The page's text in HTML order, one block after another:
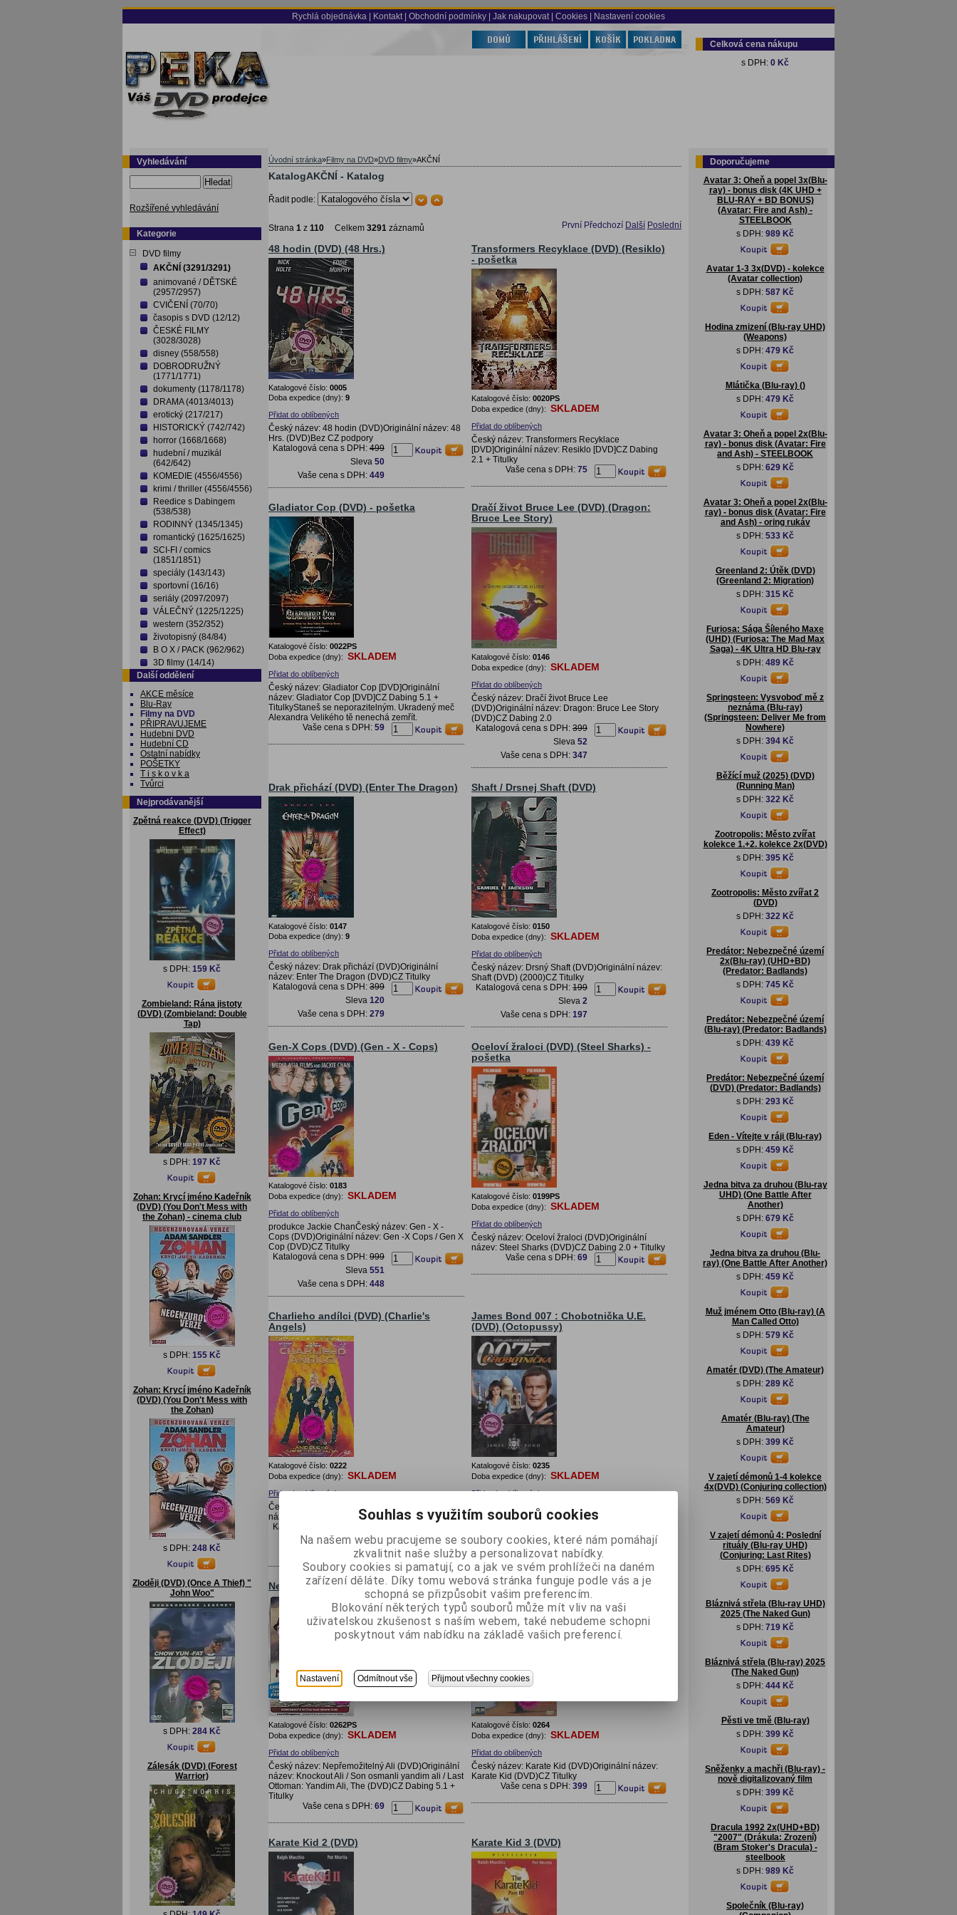
Rychlá objednávka Kontakt Obchodní podmínky Jak nakupovat | Cookies | Nastavení cookies
Celková cena nákupu
s DPH: 0 Kč
Vyhledávání
Hledat
Rozšířené vyhledávání
Kategorie
DVD filmy
AKČNÍ (3291/3291)
animované / DĚTSKÉ
(2957/2957)
CVIČENÍ (70/70)
časopis s DVD (12/12)
ČESKÉ FILMY
(3028/3028)
disney (558/558)
DOBRODRUŽNÝ
(1771/1771)
dokumenty (1178/1178)
DRAMA (4013/4013)
erotický (217/217)
HISTORICKÝ (742/742)
horror (1668/1668)
hudební / muzikál
(642/642)
KOMEDIE (4556/4556)
krimi / thriller (4556/4556)
Reedice s Dabingem
(538/538)
RODINNÝ (1345/1345)
romantický (1625/1625)
SCI-FI / comics
(1851/1851)
speciály (143/143)
sportovní (16/16)
seriály (2097/2097)
VÁLEČNÝ (1225/1225)
western (352/352)
životopisný (84/84)
B O X / PACK (962/962)
3D filmy (14/14)
Další oddělení
AKCE měsíce
Blu-Ray
Filmy na DVD
PŘIPRAVUJEME
Hudebni DVD
Hudební CD
Ostatní nabídky
POŠETKY
T i s k o v k a
Tvůrci
Nejprodávanější
Zpětná reakce (DVD) (Trigger
Effect)
s DPH: 159 Kč
Zombieland: Rána jistoty
(DVD) (Zombieland: Double
Tap)
s DPH: 197 Kč
Zohan: Krycí jméno Kadeřník
(DVD) (You Don't Mess with
the Zohan) - cinema club
s DPH: 155 Kč
Zohan: Krycí jméno Kadeřník
(DVD) (You Don't Mess with
the Zohan)
s DPH: 248 Kč
Zloději (DVD) (Once A Thief) "
John Woo"
s DPH: 284 Kč
Zálesák (DVD) (Forest
Warrior)
Úvodní stránka»Filmy na DVD»DVD filmy»AKČNÍ
KatalogAKČNÍ - Katalog
Řadit podle:
Strana 1 z 110 Celkem 3291 záznamů První Předchozí Další Poslední
48 hodin (DVD) (48 Hrs.)
Katalogové číslo: 0005
Doba expedice (dny): 9
Přidat do oblíbených
Český název: 48 hodin (DVD)Originální název: 48
Hrs. (DVD)Bez CZ podpory
Katalogová cena s DPH: 499
Sleva 50
Vaše cena s DPH: 449
Transformers Recyklace (DVD) (Resiklo)
- pošetka
Katalogové číslo: 0020PS
Doba expedice (dny): SKLADEM
Přidat do oblíbených
Český název: Transformers Recyklace
[DVD]Originální název: Resiklo [DVD]CZ Dabing
2.1 + Titulky
Vaše cena s DPH: 75
Gladiator Cop (DVD) - pošetka
Katalogové číslo: 0022PS
Doba expedice (dny): SKLADEM
Přidat do oblíbených
Český název: Gladiator Cop [DVD]Originální
název: Gladiator Cop [DVD]CZ Dabing 5.1 +
TitulkyStaneš se neporazitelným. Ukradený meč
Alexandra Velikého tě nenechá zemřít.
Vaše cena s DPH: 59
Dračí život Bruce Lee (DVD) (Dragon:
Bruce Lee Story)
Katalogové číslo: 0146
Doba expedice (dny): SKLADEM
Přidat do oblíbených
Český název: Dračí život Bruce Lee
(DVD)Originální název: Dragon: Bruce Lee Story
(DVD)CZ Dabing 2.0
Katalogová cena s DPH: 399
Sleva 52
Vaše cena s DPH: 347
Drak přichází (DVD) (Enter The Dragon)
Katalogové číslo: 0147
Doba expedice (dny): 9
Přidat do oblíbených
Český název: Drak přichází (DVD)Originální
název: Enter The Dragon (DVD)CZ Titulky
Katalogová cena s DPH: 399
Sleva 120
Vaše cena s DPH: 279
Shaft / Drsnej Shaft (DVD)
Katalogové číslo: 0150
Doba expedice (dny): SKLADEM
Přidat do oblíbených
Český název: Drsný Shaft (DVD)Originální název:
Shaft (DVD) (2000)CZ Titulky
Katalogová cena s DPH: 199
Sleva 2
Vaše cena s DPH: 197
Gen-X Cops (DVD) (Gen - X - Cops)
Katalogové číslo: 0183
Doba expedice (dny): SKLADEM
Přidat do oblíbených
produkce Jackie ChanČeský název: Gen - X -
Cops (DVD)Originální název: Gen -X Cops / Gen X
Cop (DVD)CZ Titulky
Katalogová cena s DPH: 999
Sleva 551
Vaše cena s DPH: 448
Oceloví žraloci (DVD) (Steel Sharks) -
pošetka
Katalogové číslo: 0199PS
Doba expedice (dny): SKLADEM
Přidat do oblíbených
Český název: Oceloví žraloci (DVD)Originální
název: Steel Sharks (DVD)CZ Dabing 2.0 + Titulky
Vaše cena s DPH: 69
Charlieho andílci (DVD) (Charlie's
Angels)
Katalogové číslo: 0222
Doba expedice (dny): SKLADEM
Přidat do oblíbených
Český název: Charlieho andílci 1 (DVD)Originální
název: Charlie's Angels (DVD)CZ Titulky
Katalogová cena s DPH:
Sleva 140
Vaše cena s DPH:259
James Bond 007 : Chobotnička U.E.
(DVD) (Octopussy)
Katalogové číslo: 0235
Doba expedice (dny): SKLADEM
Přidat do oblíbených
Český název: Chobotnička U.E.1DVDOriginální
název: Octopussy U.E.CZ Dabing 5.1 + Titulky
Nepřemožitelný Ali (DVD)
Katalogové číslo: 0262PS
Doba expedice (dny): SKLADEM
Přidat do oblíbených
Český název: Nepřemožitelný Ali (DVD)Originální
název: Knockout Ali / Son osmanli yandim ali / Last
Ottoman: Yandim Ali, The (DVD)CZ Dabing 5.1 +
Titulky
Vaše cena s DPH: 69
Karate Kid 1 (DVD)
Katalogové číslo: 0264
Doba expedice (dny): SKLADEM
Přidat do oblíbených
Český název: Karate Kid (DVD)Originální název:
Karate Kid (DVD)CZ Titulky
Vaše cena s DPH: 399
Karate Kid 2 (DVD) Karate Kid 3 (DVD)
Doporučujeme
Avatar 3: Oheň a popel 3x(Blu-
ray) - bonus disk (4K UHD +
BLU-RAY + BD BONUS)
(Avatar: Fire and Ash) -
STEELBOOK
s DPH: 989 Kč
Avatar 1-3 3x(DVD) - kolekce
(Avatar collection)
s DPH: 587 Kč
Hodina zmizení (Blu-ray UHD)
(Weapons)
s DPH: 479 Kč
Mlátička (Blu-ray) ()
s DPH: 479 Kč
Avatar 3: Oheň a popel 2x(Blu-
ray) - bonus disk (Avatar: Fire
and Ash) - STEELBOOK
s DPH: 629 Kč
Avatar 3: Oheň a popel 2x(Blu-
ray) - bonus disk (Avatar: Fire
and Ash) - oring rukáv
s DPH: 533 Kč
Greenland 2: Útěk (DVD)
(Greenland 2: Migration)
s DPH: 315 Kč
Furiosa: Sága Šíleného Maxe
(UHD) (Furiosa: The Mad Max
Saga) - 4K Ultra HD Blu-ray
s DPH: 489 Kč
Springsteen: Vysvoboď mě z
neznáma (Blu-ray)
(Springsteen: Deliver Me from
Nowhere)
s DPH: 394 Kč
Běžící muž (2025) (DVD)
(Running Man)
s DPH: 322 Kč
Zootropolis: Město zvířat
kolekce 1.+2. kolekce 2x(DVD)
s DPH: 395 Kč
Zootropolis: Město zvířat 2
(DVD)
s DPH: 322 Kč
Predátor: Nebezpečné území
2x(Blu-ray) (UHD+BD)
(Predator: Badlands)
s DPH: 745 Kč
Predátor: Nebezpečné území
(Blu-ray) (Predator: Badlands)
s DPH: 439 Kč
Predátor: Nebezpečné území
(DVD) (Predator: Badlands)
s DPH: 293 Kč
Eden - Vítejte v ráji (Blu-ray)
s DPH: 459 Kč
Jedna bitva za druhou (Blu-ray
UHD) (One Battle After
Another)
s DPH: 679 Kč
Jedna bitva za druhou (Blu-
ray) (One Battle After Another)
s DPH: 459 Kč
Muž jménem Otto (Blu-ray) (A
Man Called Otto)
s DPH: 579 Kč
Amatér (DVD) (The Amateur)
s DPH: 289 Kč
Amatér (Blu-ray) (The
Amateur)
s DPH: 399 Kč
V zajetí démonů 1-4 kolekce
4x(DVD) (Conjuring collection)
s DPH: 569 Kč
V zajetí démonů 4: Poslední
rituály (Blu-ray UHD)
(Conjuring: Last Rites)
s DPH: 695 Kč
Bláznivá střela (Blu-ray UHD)
2025 (The Naked Gun)
s DPH: 719 Kč
Bláznivá střela (Blu-ray) 2025
(The Naked Gun)
s DPH: 444 Kč
Pěsti ve tmě (Blu-ray)
s DPH: 399 Kč
Sněženky a machři (Blu-ray) -
nově digitalizovaný film
s DPH: 399 Kč
Dracula 1992 2x(UHD+BD)
"2007" (Drákula: Zrození)
(Bram Stoker's Dracula) -
steelbook
s DPH: 989 Kč
Společník (Blu-ray)
Souhlas s využitím souborů cookies
Na našem webu pracujeme se soubory cookies, které nám pomáhají
zkvalitnit naše služby a personalizovat nabídky.
Soubory cookies si pamatují, co a jak ve svém prohlížeči na daném
zařízení děláte. Díky tomu webová stránka funguje podle vás a je
schopná se přizpůsobit vašim preferencím.
Blokování některých typů souborů může mít vliv na vaši
uživatelskou zkušenost s naším webem, také nebudeme schopni
poskytnout vám nabídku na základě vašich preferencí.
Nastavení Odmítnout vše Přijmout všechny cookies